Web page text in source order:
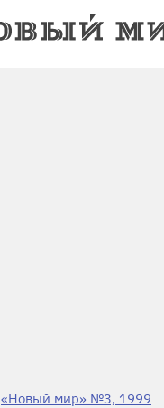
«Новый мир» №3, 1999